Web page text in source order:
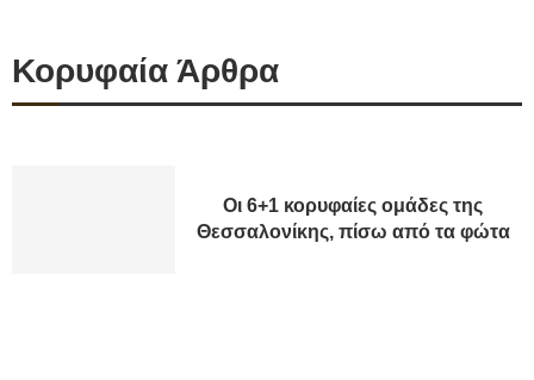
Κορυφαία Άρθρα
Οι 6+1 κορυφαίες ομάδες της
Θεσσαλονίκης, πίσω από τα φώτα